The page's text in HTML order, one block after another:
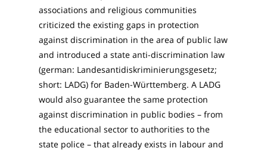
associations and religious communities
criticized the existing gaps in protection
against discrimination in the area of ​​public law
and introduced a state anti-discrimination law
(german: Landesantidiskriminierungsgesetz;
short: LADG) for Baden-Württemberg. A LADG
would also guarantee the same protection
against discrimination in public bodies – from
the educational sector to authorities to the
state police – that already exists in labour and